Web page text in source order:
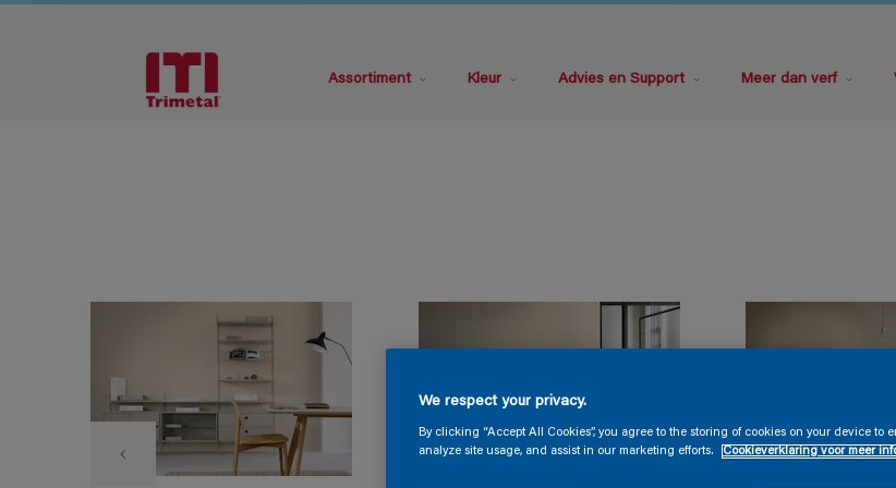
Assortiment Kleur Advies en Support Meer dan verf
We respect your privacy.
By clicking “Accept All Cookies”, you agree to the storing of cookies on your device to
analyze site usage, and assist in our marketing efforts.
Cookieverklaring voor meer